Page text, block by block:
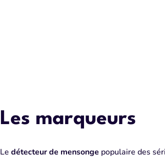
Les marqueurs
Le détecteur de mensonge populaire des